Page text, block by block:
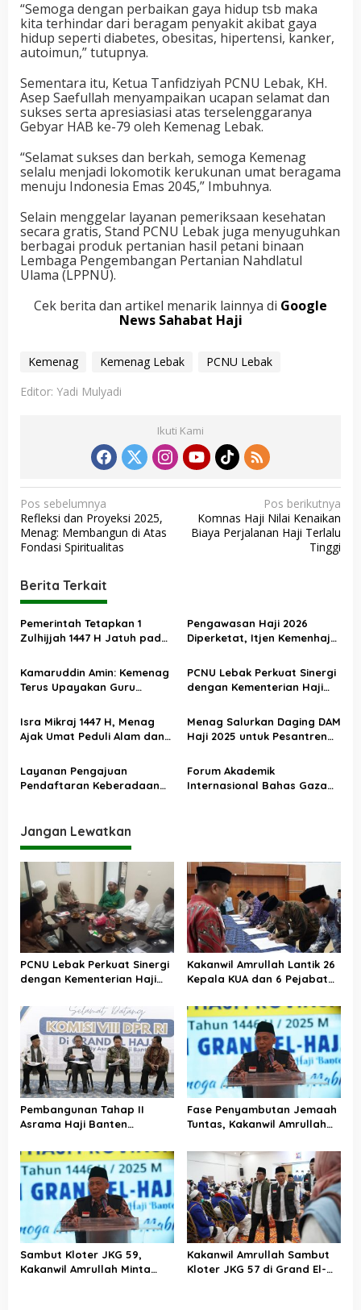
“Semoga dengan perbaikan gaya hidup tsb maka
kita terhindar dari beragam penyakit akibat gaya
hidup seperti diabetes, obesitas, hipertensi, kanker,
autoimun,” tutupnya.
Sementara itu, Ketua Tanfidziyah PCNU Lebak, KH.
Asep Saefullah menyampaikan ucapan selamat dan
sukses serta apresiasiasi atas terselenggaranya
Gebyar HAB ke-79 oleh Kemenag Lebak.
“Selamat sukses dan berkah, semoga Kemenag
selalu menjadi lokomotik kerukunan umat beragama
menuju Indonesia Emas 2045,” Imbuhnya.
Selain menggelar layanan pemeriksaan kesehatan
secara gratis, Stand PCNU Lebak juga menyuguhkan
berbagai produk pertanian hasil petani binaan
Lembaga Pengembangan Pertanian Nahdlatul
Ulama (LPPNU).
Cek berita dan artikel menarik lainnya di Google
News Sahabat Haji
Kemenag Kemenag Lebak
PCNU Lebak
Editor: Yadi Mulyadi
Ikuti Kami
N
a
v
g
a
s
p
s
Pos sebelumnya
Refleksi dan Proyeksi 2025,
Menag: Membangun di Atas
Fondasi Spiritualitas
Pos berikutnya
Komnas Haji Nilai Kenaikan
Biaya Perjalanan Haji Terlalu
Tinggi
Berita Terkait
Pemerintah Tetapkan 1
Zulhijjah 1447 H Jatuh pada
Pengawasan Haji 2026
Diperketat, Itjen Kemenhaj
Kemenag
Kamaruddin Amin: Kemenag
Terus Upayakan Guru
Diangkat PPPK
PCNU Lebak Perkuat Sinergi
dengan Kementerian Haji
hingga Pendirian KBIHU
Isra Mikraj 1447 H, Menag
Ajak Umat Peduli Alam dan
Menag Salurkan Daging DAM
Haji 2025 untuk Pesantren
Layanan Pengajuan
Pendaftaran Keberadaan
Forum Akademik
Internasional Bahas Gaza
Jangan Lewatkan
PCNU Lebak Perkuat Sinergi
dengan Kementerian Haji
hingga Pendirian KBIHU
Kakanwil Amrullah Lantik 26
Kepala KUA dan 6 Pejabat
Haji dan Umrah
Pembangunan Tahap II
Asrama Haji Banten
Desember 2025
Fase Penyambutan Jemaah
Tuntas, Kakanwil Amrullah
Sambut Kloter JKG 59,
Kakanwil Amrullah Minta
Kakanwil Amrullah Sambut
Kloter JKG 57 di Grand El-